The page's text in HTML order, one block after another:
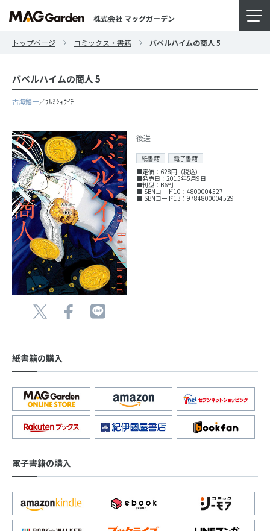
株式会社 マッグガーデン
トップページ コミックス・書籍 バベルハイムの商人 5
バベルハイムの商人 5
古海鐘一／ﾌﾙﾐｼｮｳｲﾁ
後送
紙書籍
電子書籍
■定価：628円（税込）
■発売日：2015年5月9日
■判型：B6判
■ISBNコード10：4800004527
■ISBNコード13：9784800004529
紙書籍の購入
電子書籍の購入